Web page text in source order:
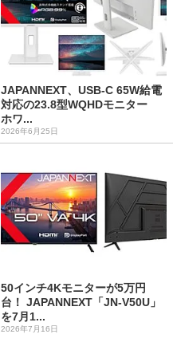
JAPANNEXT、USB-C 65W給電
対応の23.8型WQHDモニター
ホワ...
2026年6月25日
50インチ4Kモニターが5万円
台！ JAPANNEXT「JN-V50U」
を7月1...
2026年7月16日